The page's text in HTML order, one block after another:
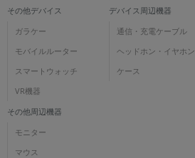
その他デバイス
ガラケー
モバイルルーター
スマートウォッチ
VR機器
デバイス周辺機器
通信・充電ケーブル
ヘッドホン・イヤホン
ケース
その他周辺機器
モニター
マウス